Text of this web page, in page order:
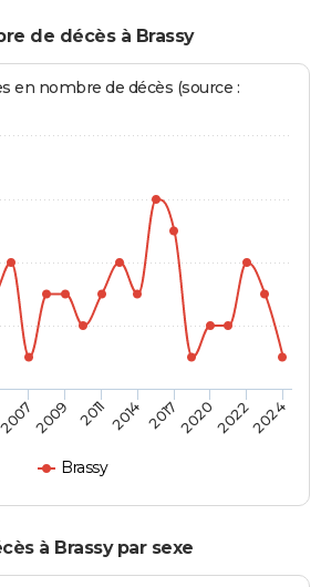
de décès à Brassy
en nombre de décès (source :
Brassy
20072009 2011 2014 2017202020222024
à Brassy par sexe